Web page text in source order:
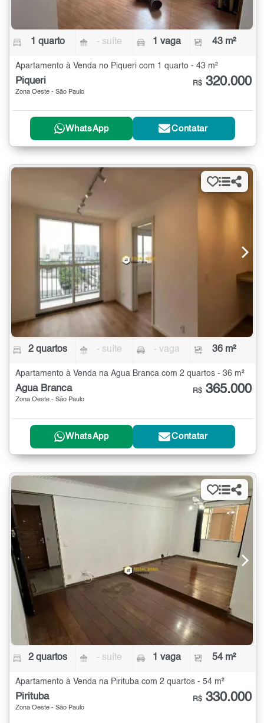
1 quarto - suíte 1 vaga 43 m²
Apartamento à Venda no Piqueri com 1 quarto - 43 m²
Piqueri
Zona Oeste - São Paulo
R$ 320.000
WhatsApp Contatar
2 quartos - suíte - vaga 36 m²
Apartamento à Venda na Água Branca com 2 quartos - 36 m²
Água Branca
Zona Oeste - São Paulo
R$ 365.000
WhatsApp Contatar
2 quartos - suíte 1 vaga 54 m²
Apartamento à Venda na Pirituba com 2 quartos - 54 m²
Pirituba
Zona Oeste - São Paulo
R$ 330.000